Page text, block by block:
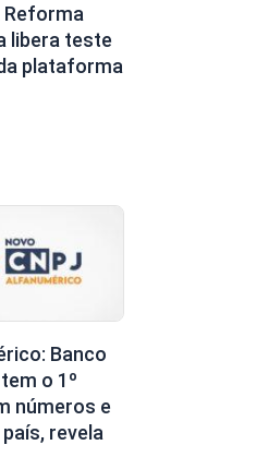
Reforma
libera teste
plataforma
Banco
o 1º
números e
revela